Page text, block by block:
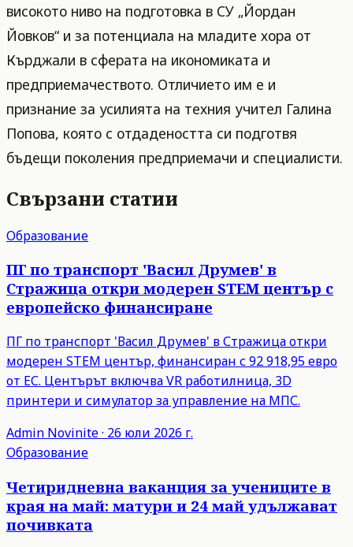
високото ниво на подготовка в СУ „Йордан
Йовков“ и за потенциала на младите хора от
Кърджали в сферата на икономиката и
предприемачеството. Отличието им е и
признание за усилията на техния учител Галина
Попова, която с отдадеността си подготвя
бъдещи поколения предприемачи и специалисти.
Свързани статии
Образование
ПГ по транспорт 'Васил Друмев' в
Стражица откри модерен STEM център с
европейско финансиране
ПГ по транспорт 'Васил Друмев' в Стражица откри
модерен STEM център, финансиран с 92 918,95 евро
от ЕС. Центърът включва VR работилница, 3D
принтери и симулатор за управление на МПС.
Admin Novinite· 26 юли 2026 г.
Образование
Четиридневна ваканция за учениците в
края на май: матури и 24 май удължават
почивката